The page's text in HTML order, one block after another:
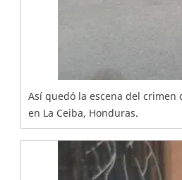
Así quedó la escena del crimen
en La Ceiba, Honduras.